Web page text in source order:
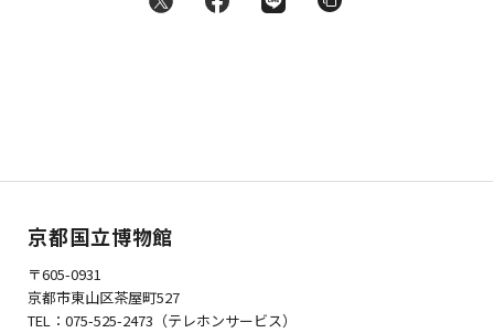
京都国立博物館
〒605-0931
京都市東山区茶屋町527
TEL：075-525-2473（テレホンサービス）